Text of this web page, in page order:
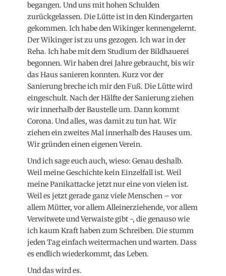
begangen. Und uns mit hohen Schulden
zurückgelassen. Die Lütte ist in den Kindergarten
gekommen. Ich habe den Wikinger kennengelernt.
Der Wikinger ist zu uns gezogen. Ich war in der
Reha. Ich habe mit dem Studium der Bildhauerei
begonnen. Wir haben drei Jahre gebraucht, bis wir
das Haus sanieren konnten. Kurz vor der
Sanierung breche ich mir den Fuß. Die Lütte wird
eingeschult. Nach der Hälfte der Sanierung ziehen
wir innerhalb der Baustelle um. Dann kommt
Corona. Und alles, was damit zu tun hat. Wir
ziehen ein zweites Mal innerhalb des Hauses um.
Wir gründen einen eigenen Verein.
Und ich sage euch auch, wieso: Genau deshalb.
Weil meine Geschichte kein Einzelfall ist. Weil
meine Panikattacke jetzt nur eine von vielen ist.
Weil es jetzt gerade ganz viele Menschen – vor
allem Mütter, vor allem Alleinerziehende, vor allem
Verwitwete und Verwaiste gibt -, die genauso wie
ich kaum Kraft haben zum Schreiben. Die stumm
jeden Tag einfach weitermachen und warten. Dass
es endlich wiederkommt, das Leben.
Und das wird es.